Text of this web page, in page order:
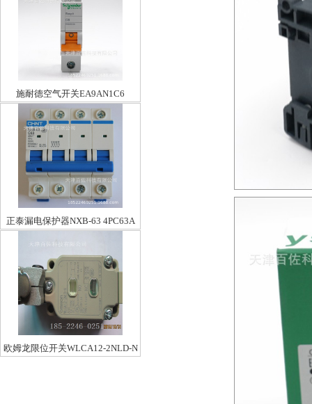
施耐德空气开关EA9AN1C6
正泰漏电保护器NXB-63 4PC63A
欧姆龙限位开关WLCA12-2NLD-N